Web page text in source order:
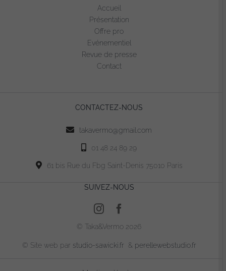
Accueil
Présentation
Offre pro
Evénementiel
Revue de presse
Contact
CONTACTEZ-NOUS
takavermo@gmail.com
01 48 24 89 29
61 bis Rue du Fbg Saint-Denis 75010 Paris
SUIVEZ-NOUS
© Taka&Vermo 2026
© Site web par studio-sawicki.fr & perellewebstudio.fr